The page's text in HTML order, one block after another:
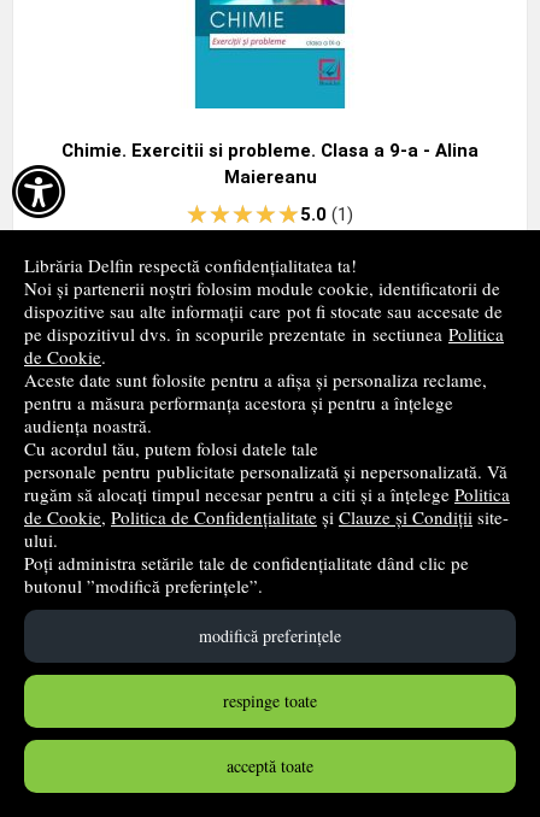

Librăria Delfin respectă confidențialitatea ta!
Noi și partenerii noștri folosim module cookie, identificatorii de
dispozitive sau alte informații care pot fi stocate sau accesate de
pe dispozitivul dvs. în scopurile prezentate in sectiunea Politica
de Cookie.
Aceste date sunt folosite pentru a afișa și personaliza reclame,
pentru a măsura performanța acestora și pentru a înțelege
audiența noastră.
Cu acordul tău, putem folosi datele tale
personale pentru publicitate personalizată și nepersonalizată. Vă
rugăm să alocați timpul necesar pentru a citi și a înțelege Politica
de Cookie, Politica de Confidențialitate și Clauze și Condiții site-
ului.
Poți administra setările tale de confidențialitate dând clic pe
butonul ”modifică preferințele”.
modifică preferințele
respinge toate
acceptă toate
Chimie. Exercitii si probleme. Clasa a 9-a - Alina
Maiereanu
5.0(1)
34,90lei
Cumpără
Pocket Teacher. Chimie. Ghid pentru clasele 7-10 -
Manfred Kuballa